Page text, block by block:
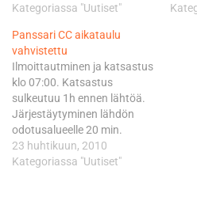
valmennustoiminnan
kuljettajien, huoltajien,
kerhotoimijoiden ja muiden
lajeista kiinnostuneiden
näkemyksiä, jotta SML:n
valmennustoiminta tarjoaisi
mahdollisimman kattavasti
palveluja jäsenistön
tarpeiden mukaisesti.
Kyselyn avulla saatiin myös
Kategoriassa "Uutiset"
Panssari CC aikataulu
vahvistettu
Ilmoittautminen ja katsastus
klo 07:00. Katsastus
sulkeutuu 1h ennen lähtöä.
Järjestäytyminen lähdön
odotusalueelle 20 min.
ennen lähtöä. Haastekisa
09:30 Panssariprikaati
23 huhtikuun, 2010
Kategoriassa "Uutiset"